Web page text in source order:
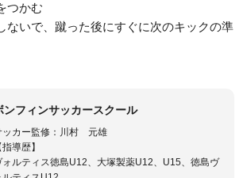
つかむ
ないで、蹴った後にすぐに次のキックの準
ンフィンサッカースクール
ッカー監修：川村 元雄
指導歴】
ォルティス徳島U12、大塚製薬U12、U15、徳島ヴ